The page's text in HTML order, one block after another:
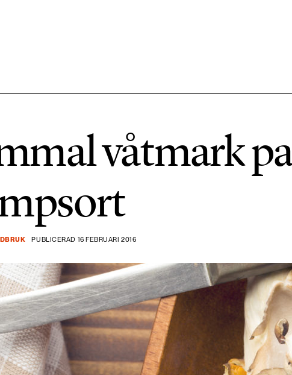
1492 ARTIKLAR
Klimat
Transport
våtmark
PUBLICERAD 16 FEBRUARI 2016